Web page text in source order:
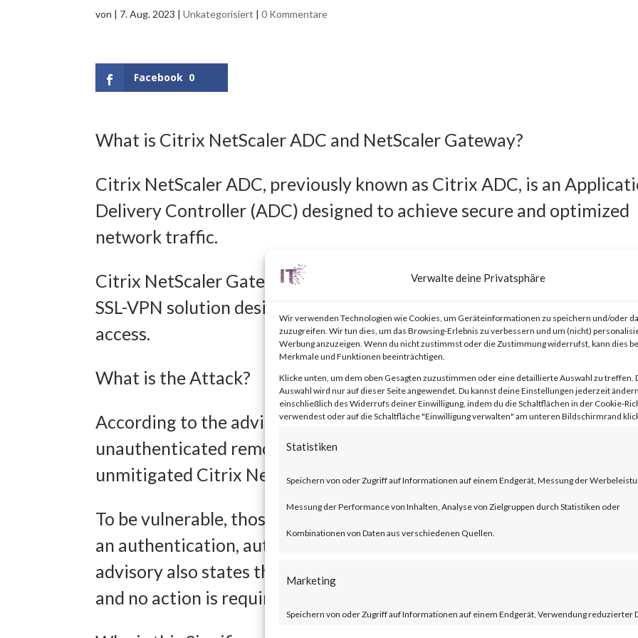
Verwalte deine Privatsphäre
Wir verwenden Technologien wie Cookies, um Geräteinformationen zu speichern und/oder
zuzugreifen. Wir tun dies, um das Browsing-Erlebnis zu verbessern und um (nicht)
Werbung anzuzeigen. Wenn du nicht zustimmst oder die Zustimmung widerrufst, kann dies
Merkmale und Funktionen beeinträchtigen.
Klicke unten, um dem oben Gesagten zuzustimmen oder eine detaillierte Auswahl zu treffen.
Auswahl wird nur auf dieser Seite angewendet. Du kannst deine Einstellungen jederzeit ändern,
einschließlich des Widerrufs deiner Einwilligung, indem du die Schaltflächen in der Cookie-
verwendest oder auf die Schaltfläche "Einwilligung verwalten" am unteren Bildschirmrand
Statistiken
Speichern von oder Zugriff auf Informationen auf einem Endgerät, Messung der
Messung der Performance von Inhalten, Analyse von Zielgruppen durch Statistiken oder
Kombinationen von Daten aus verschiedenen Quellen.
Marketing
Speichern von oder Zugriff auf Informationen auf einem Endgerät, Verwendung reduzierter
von | 7. Aug. 2023 |Unkategorisiert |0 Kommentare
Facebook 0
What is Citrix NetScaler ADC and NetScaler Gateway?
Citrix NetScaler ADC, previously known as Citrix ADC, is an
Delivery Controller (ADC) designed to achieve secure and optimized
network traffic.
Citrix NetScaler Gateway, previously known as Citrix Gateway, is an
SSL-VPN solution designed to provide secure and optimized remote
access.
What is the Attack?
According to the advisory published by Citrix, CVE-2023-3519 is an
unauthenticated remote code execution vulnerability that affects the
unmitigated Citrix NetScaler ADC and NetScaler Gateway products.
To be vulnerable, those products must be configured as a gateway or
an authentication, authorization and auditing (AAA) virtual server.
advisory also states that Citrix managed servers are already mitigated
and no action is required.